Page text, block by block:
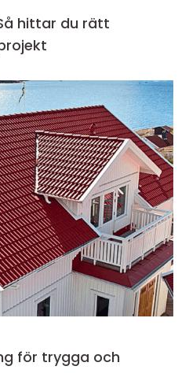
hittar du rätt
för trygga och